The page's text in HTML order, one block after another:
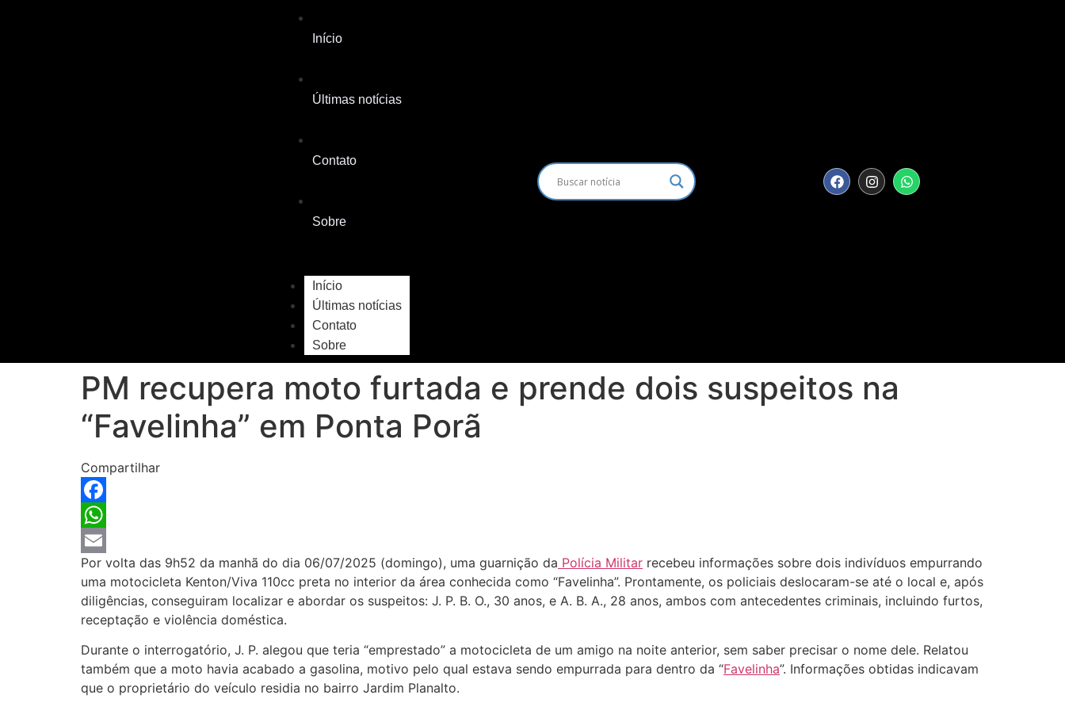
Início
Últimas notícias
Contato
Sobre
Início
Últimas notícias
Contato
Sobre
PM recupera moto furtada e prende dois suspeitos na
“Favelinha” em Ponta Porã
Compartilhar
Facebook
WhatsApp
Email
Por volta das 9h52 da manhã do dia 06/07/2025 (domingo), uma guarnição da Polícia Militar recebeu informações sobre dois indivíduos empurrando
uma motocicleta Kenton/Viva 110cc preta no interior da área conhecida como “Favelinha”. Prontamente, os policiais deslocaram-se até o local e, após
diligências, conseguiram localizar e abordar os suspeitos: J. P. B. O., 30 anos, e A. B. A., 28 anos, ambos com antecedentes criminais, incluindo furtos,
receptação e violência doméstica.
Durante o interrogatório, J. P. alegou que teria “emprestado” a motocicleta de um amigo na noite anterior, sem saber precisar o nome dele. Relatou
também que a moto havia acabado a gasolina, motivo pelo qual estava sendo empurrada para dentro da “Favelinha”. Informações obtidas indicavam
que o proprietário do veículo residia no bairro Jardim Planalto.